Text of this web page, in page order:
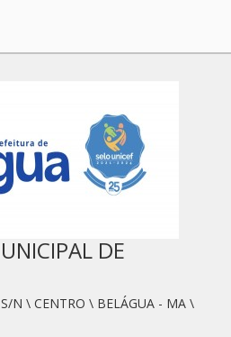
DE
N \ CENTRO \ BELÁGUA - MA \